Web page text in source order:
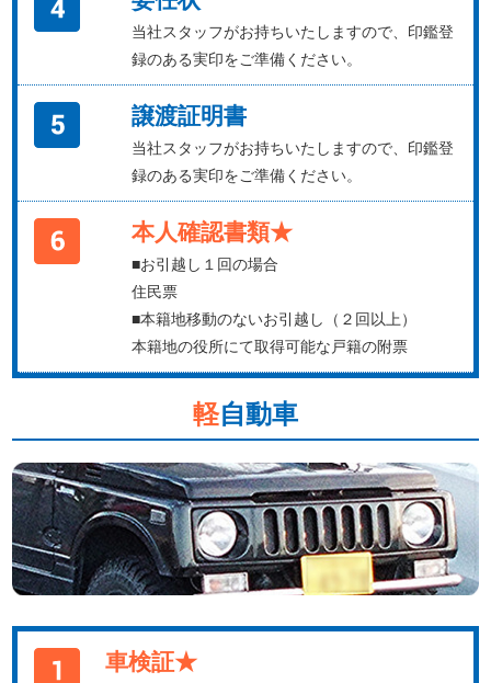
当社スタッフがお持ちいたしますので、印鑑登
録のある実印をご準備ください。
譲渡証明書
当社スタッフがお持ちいたしますので、印鑑登
録のある実印をご準備ください。
本人確認書類★
■お引越し１回の場合
住民票
■本籍地移動のないお引越し（２回以上）
本籍地の役所にて取得可能な戸籍の附票
軽自動車
車検証★